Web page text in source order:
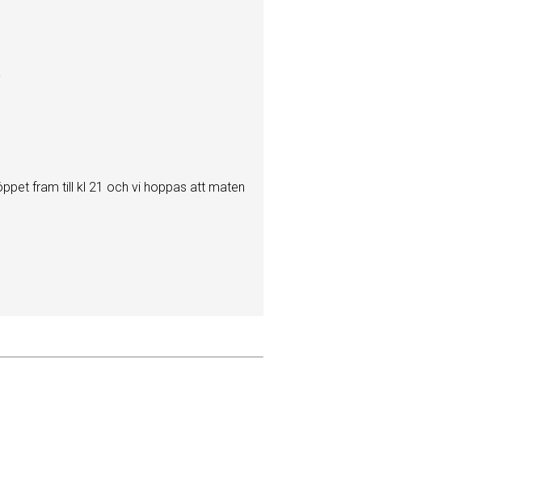
fram till kl 21 och vi hoppas att maten